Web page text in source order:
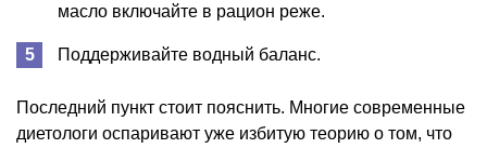
масло включайте в рацион реже.
Поддерживайте водный баланс.
Последний пункт стоит пояснить. Многие современные
диетологи оспаривают уже избитую теорию о том, что